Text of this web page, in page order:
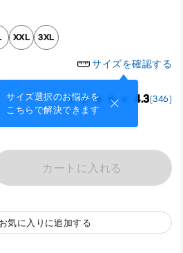
XXL 3XL
サイズを確認する
サイズ選択のお悩みを
こちらで解決できます
4.3(346)
カートに入れる
お気に入りに追加する